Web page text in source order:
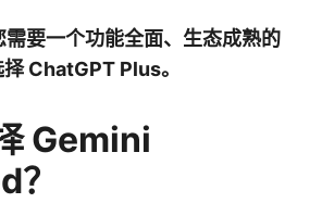
需要一个功能全面、生态成熟的
ChatGPT Plus。
Gemini